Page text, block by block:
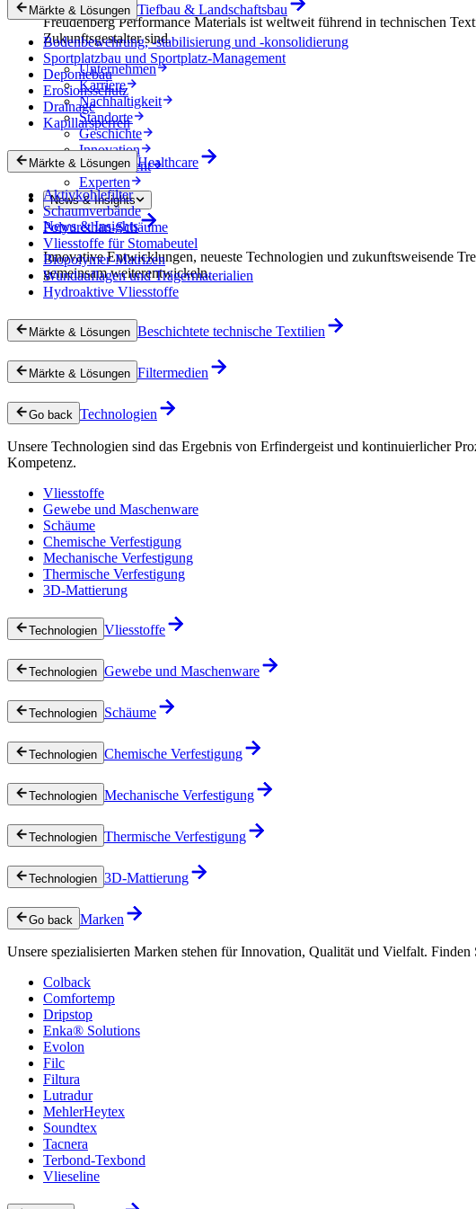
Freudenberg Performance Materials ist weltweit führend in technischen
Zukunftsgestalter sind.
Unternehmen
Karriere
Nachhaltigkeit
Standorte
Geschichte
Innovation
Procurement
Experten
News & Insights
News & Insights
Innovative Entwicklungen, neueste Technologien und zukunftsweisende
gemeinsam weiterentwickeln.
Märkte & Lösungen Tiefbau & Landschaftsbau
Bodenbewehrung, -stabilisierung und -konsolidierung
Sportplatzbau und Sportplatz-Management
Deponiebau
Erosionsschutz
Drainage
Kapillarsperren
Märkte & Lösungen Healthcare
Aktivkohlefilter
Schaumverbände
Polyurethan-Schäume
Vliesstoffe für Stomabeutel
Biopolymer-Matrizen
Wundauflagen und Trägermaterialien
Hydroaktive Vliesstoffe
Märkte & Lösungen Beschichtete technische Textilien
Märkte & Lösungen Filtermedien
Go back Technologien
Unsere Technologien sind das Ergebnis von Erfindergeist und kontinuierlicher
Kompetenz.
Vliesstoffe
Gewebe und Maschenware
Schäume
Chemische Verfestigung
Mechanische Verfestigung
Thermische Verfestigung
3D-Mattierung
Technologien Vliesstoffe
Technologien Gewebe und Maschenware
Technologien Schäume
Technologien Chemische Verfestigung
Technologien Mechanische Verfestigung
Technologien Thermische Verfestigung
Technologien 3D-Mattierung
Go back Marken
Unsere spezialisierten Marken stehen für Innovation, Qualität und Vielfalt.
Colback
Comfortemp
Dripstop
Enka® Solutions
Evolon
Filc
Filtura
Lutradur
MehlerHeytex
Soundtex
Tacnera
Terbond-Texbond
Vlieseline